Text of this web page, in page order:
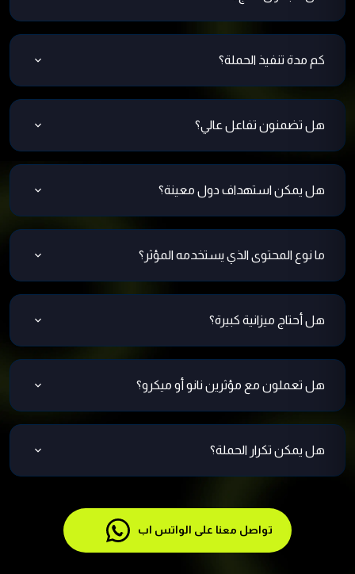
كم مدة تنفيذ الحملة؟
هل تضمنون تفاعل عالي؟
هل يمكن استهداف دول معينة؟
ما نوع المحتوى الذي يستخدمه المؤثر؟
هل أحتاج ميزانية كبيرة؟
هل تعملون مع مؤثرين نانو أو ميكرو؟
هل يمكن تكرار الحملة؟
تواصل معنا على الواتس اب